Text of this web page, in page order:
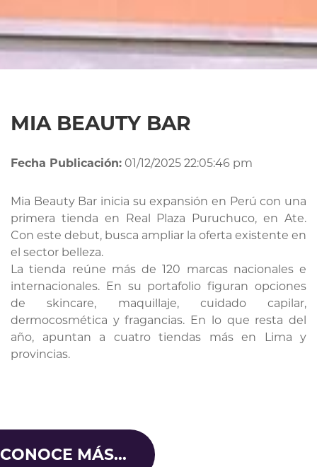
MIA BEAUTY BAR
Fecha Publicación: 01/12/2025 22:05:46 pm
Mia Beauty Bar inicia su expansión en Perú con una
primera tienda en Real Plaza Puruchuco, en Ate.
Con este debut, busca ampliar la oferta existente en
el sector belleza.
La tienda reúne más de 120 marcas nacionales e
internacionales. En su portafolio figuran opciones
de skincare, maquillaje, cuidado capilar,
dermocosmética y fragancias. En lo que resta del
año, apuntan a cuatro tiendas más en Lima y
provincias.
CONOCE MÁS...